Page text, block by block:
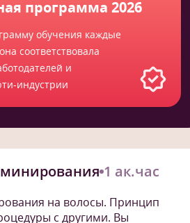
программа 2026
обучения каждые
соответствовала
и
индустрии
1 ак.час
на волосы. Принцип
с другими. Вы